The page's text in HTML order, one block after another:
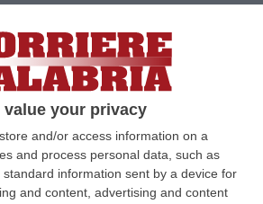
value your privacy
store and/or access information on a
and process personal data, such as
information sent by a device for
and content, advertising and content
della Calabria” su Google News